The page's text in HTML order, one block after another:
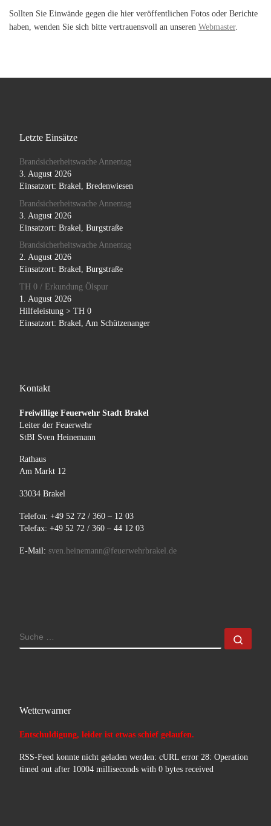
Sollten Sie Einwände gegen die hier veröffentlichen Fotos oder Berichte
haben, wenden Sie sich bitte vertrauensvoll an unseren Webmaster.
Letzte Einsätze
Brandsicherheitswache Annentag
3. August 2026
Einsatzort: Brakel, Bredenwiesen
Brandsicherheitswache Annentag
3. August 2026
Einsatzort: Brakel, Burgstraße
Brandsicherheitswache Annentag
2. August 2026
Einsatzort: Brakel, Burgstraße
TH 0 / Erkundung Ölspur
1. August 2026
Hilfeleistung > TH 0
Einsatzort: Brakel, Am Schützenanger
Kontakt
Freiwillige Feuerwehr Stadt Brakel
Leiter der Feuerwehr
StBI Sven Heinemann
Rathaus
Am Markt 12
33034 Brakel
Telefon: +49 52 72 / 360 – 12 03
Telefax: +49 52 72 / 360 – 44 12 03
E-Mail: sven.heinemann@feuerwehrbrakel.de
SUCHE
Wetterwarner
Entschuldigung, leider ist etwas schief gelaufen.
RSS-Feed konnte nicht geladen werden: cURL error 28: Operation
timed out after 10004 milliseconds with 0 bytes received